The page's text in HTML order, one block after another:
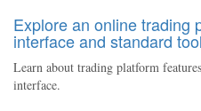
Explore an online trading
interface and standard
Learn about trading platform
interface.